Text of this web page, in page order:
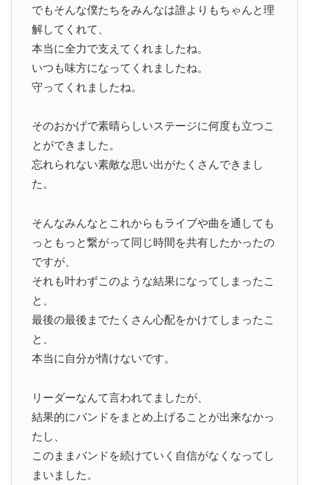
でもそんな僕たちをみんなは誰よりもちゃんと理
解してくれて、
本当に全力で支えてくれましたね。
いつも味方になってくれましたね。
守ってくれましたね。
そのおかげで素晴らしいステージに何度も立つこ
とができました。
忘れられない素敵な思い出がたくさんできまし
た。
そんなみんなとこれからもライブや曲を通しても
っともっと繋がって同じ時間を共有したかったの
ですが、
それも叶わずこのような結果になってしまったこ
と、
最後の最後までたくさん心配をかけてしまったこ
と、
本当に自分が情けないです。
リーダーなんて言われてましたが、
結果的にバンドをまとめ上げることが出来なかっ
たし、
このままバンドを続けていく自信がなくなってし
まいました。